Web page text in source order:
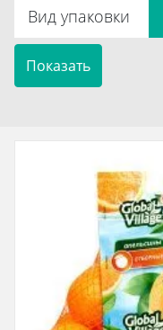
Вид упаковки